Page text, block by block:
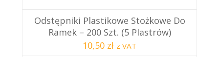
Odstępniki Plastikowe Stożkowe Do
Ramek – 200 Szt. (5 Plastrów)
10,50 zł z VAT